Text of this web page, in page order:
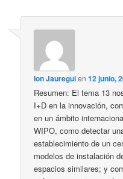
Ion Jaureguien12 junio,
Resumen: El tema 13
I+D en la innovación,
en un ámbito
WIPO, como detectar
establecimiento de un
modelos de instalación
espacios similares; y